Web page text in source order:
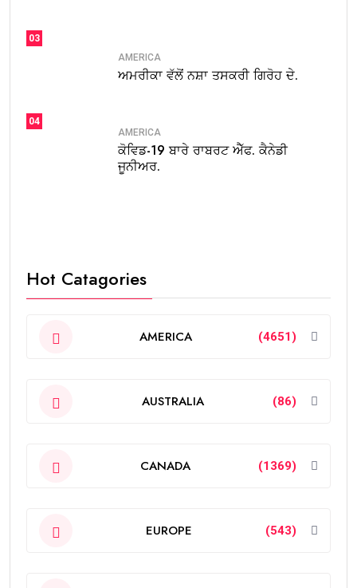
03
AMERICA
ਅਮਰੀਕਾ ਵੱਲੋਂ ਨਸ਼ਾ ਤਸਕਰੀ ਗਿਰੋਹ ਦੇ.
04
AMERICA
ਕੋਵਿਡ-19 ਬਾਰੇ ਰਾਬਰਟ ਐੱਫ. ਕੈਨੇਡੀ
ਜੂਨੀਅਰ.
Hot Catagories
AMERICA (4651)
AUSTRALIA (86)
CANADA (1369)
EUROPE (543)